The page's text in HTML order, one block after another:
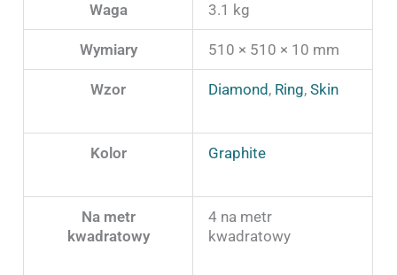
Waga 3.1 kg
Wymiary 510 × 510 × 10 mm
Wzor Diamond , Ring,Skin
Kolor Graphite
Na metr
kwadratowy
4 na metr
kwadratowy